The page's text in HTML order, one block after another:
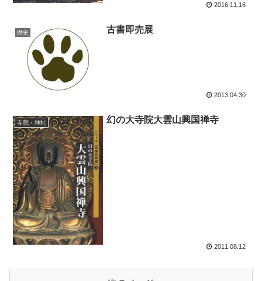
2016.11.16
歴史 古書即売展
2013.04.30
寺院・神社 幻の大寺院大雲山興国禅寺
2011.08.12